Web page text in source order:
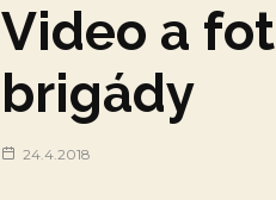
Video a
brigády
24.4.2018